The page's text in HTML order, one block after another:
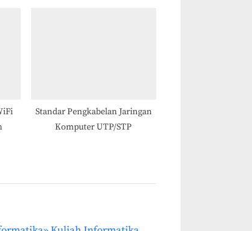
Standar Pengkabelan Jaringan
Komputer UTP/STP